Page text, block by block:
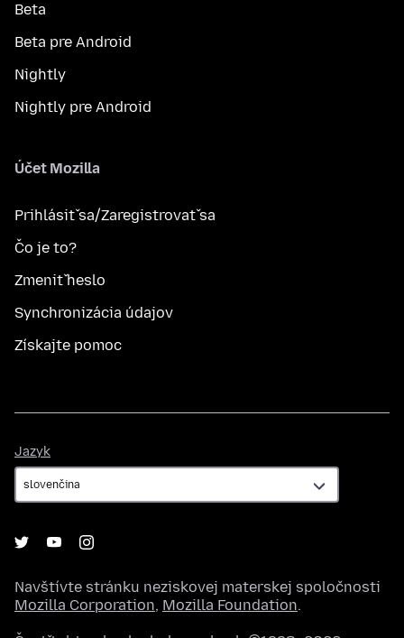
Beta
Beta pre Android
Nightly
Nightly pre Android
Účet Mozilla
Prihlásiť sa/Zaregistrovať sa
Čo je to?
Zmeniť heslo
Synchronizácia údajov
Získajte pomoc
Jazyk
Navštívte stránku neziskovej materskej spoločnosti
Mozilla Corporation, Mozilla Foundation.